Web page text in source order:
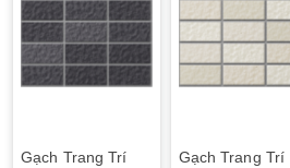
Gạch Trang Trí
Gạch Trang Trí